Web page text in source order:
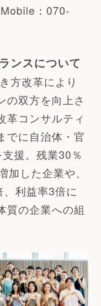
Mobile ： 070-
ンスについて
方改革により
の双方を向上さ
革コンサルティ
でに自治体・官
援。残業30％
した企業や、
利益率3倍に
質の企業への組